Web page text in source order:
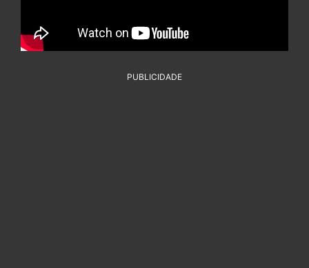
PUBLICIDADE